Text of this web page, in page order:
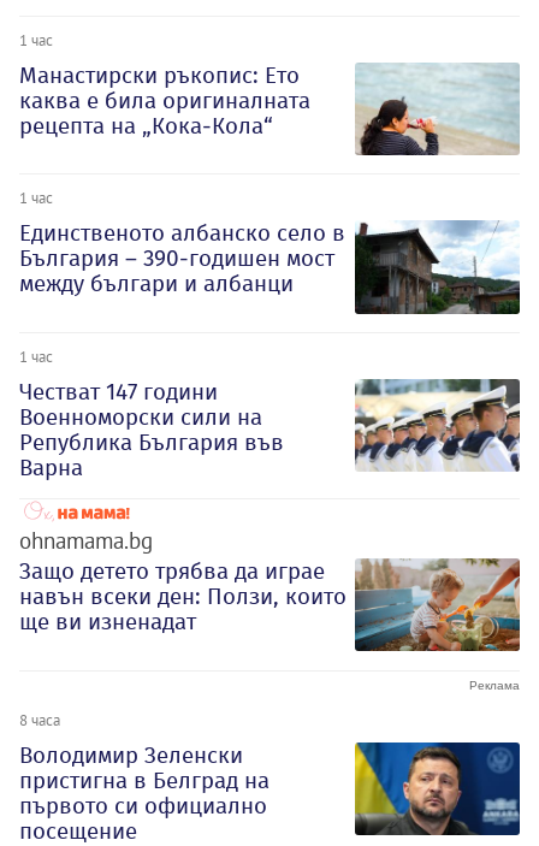
1 час
Манастирски ръкопис: Ето
каква е била оригиналната
рецепта на „Кока-Кола“
1 час
Единственото албанско село в
България – 390-годишен мост
между българи и албанци
1 час
Честват 147 години
Военноморски сили на
Република България във
Варна
ohnamama.bg
Защо детето трябва да играе
навън всеки ден: Ползи, които
ще ви изненадат
8 часа
Володимир Зеленски
пристигна в Белград на
първото си официално
посещение